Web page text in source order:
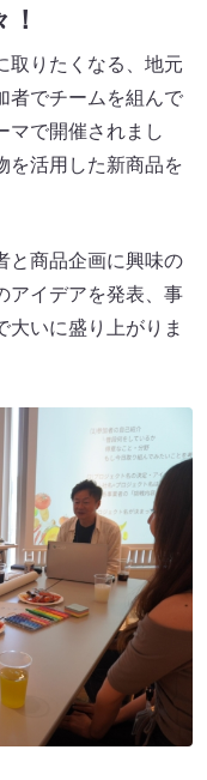
取りたくなる、地元
者でチームを組んで
マで開催されまし
を活用した新商品を
と商品企画に興味の
アイデアを発表、事
大いに盛り上がりま